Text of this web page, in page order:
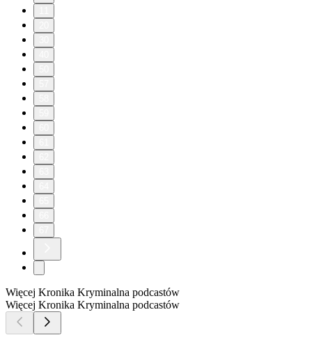
Więcej Kronika Kryminalna podcastów
Więcej Kronika Kryminalna podcastów